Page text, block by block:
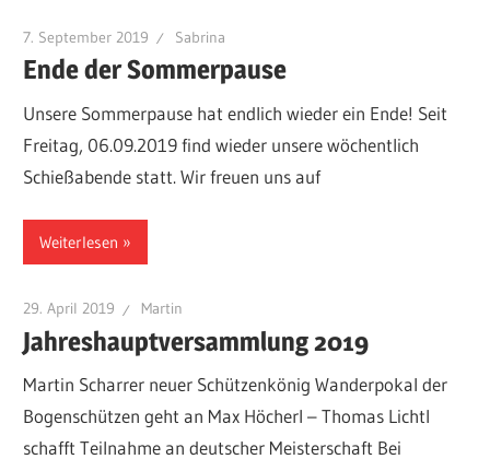
7. September 2019 Sabrina
Ende der Sommerpause
Unsere Sommerpause hat endlich wieder ein Ende! Seit
Freitag, 06.09.2019 find wieder unsere wöchentlich
Schießabende statt. Wir freuen uns auf
Weiterlesen
29. April 2019 Martin
Jahreshauptversammlung 2019
Martin Scharrer neuer Schützenkönig Wanderpokal der
Bogenschützen geht an Max Höcherl – Thomas Lichtl
schafft Teilnahme an deutscher Meisterschaft Bei